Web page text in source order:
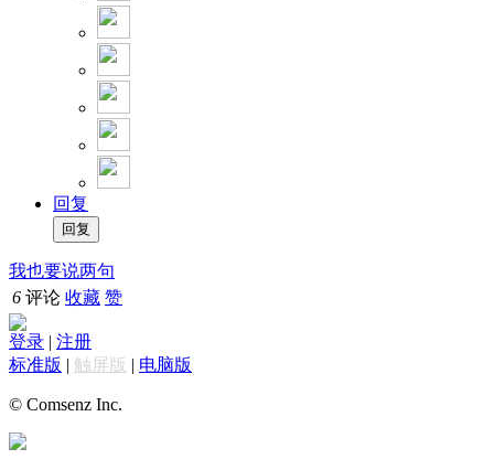
回复
我也要说两句
6 评论 收藏 赞
登录 | 注册
标准版 | 触屏版 | 电脑版
© Comsenz Inc.